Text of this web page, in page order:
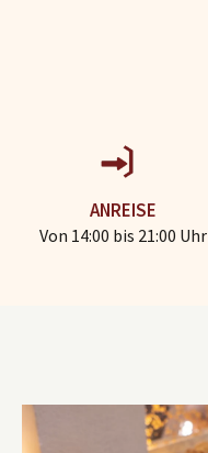
ANREISE
Von 14:00 bis 21:00 Uhr